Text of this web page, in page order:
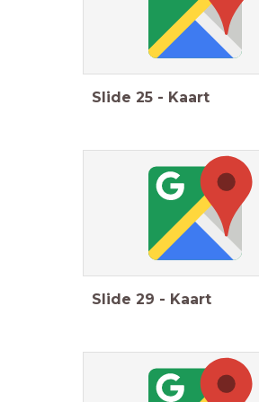
Slide 25 - Kaart
Slide 29 - Kaart